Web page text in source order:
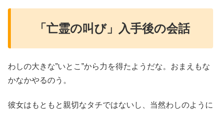
「亡霊の叫び」入手後の会話
わしの大きな”いとこ”から力を得たようだな。おまえもな
かなかやるのう。
彼女はもともと親切なタチではないし、当然わしのように